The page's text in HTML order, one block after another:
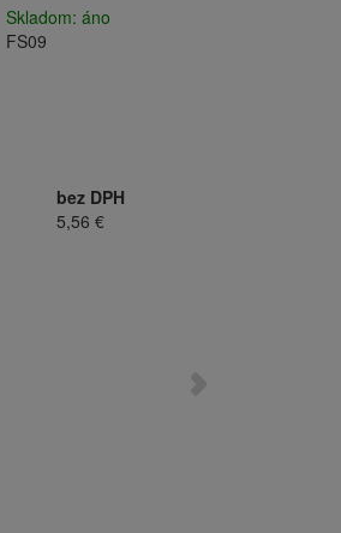
Skladom: áno
FS09
bez DPH
5,56 €